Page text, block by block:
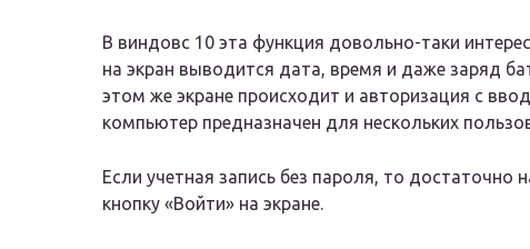
В виндовс 10 эта функция довольно-таки
на экран выводится дата, время и даже заряд
этом же экране происходит и авторизация с
компьютер предназначен для нескольких
Если учетная запись без пароля, то достаточно
кнопку «Войти» на экране.